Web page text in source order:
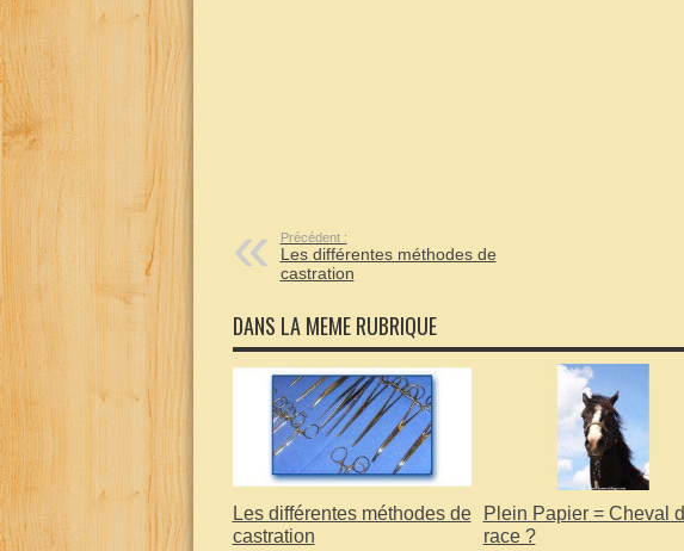
Précédent :
Les différentes méthodes de
castration
DANS LA MEME RUBRIQUE
Les différentes méthodes de
castration
Plein Papier = Cheval
race ?